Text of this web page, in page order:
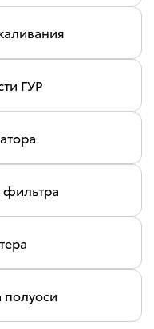
ГУР
фильтра
полуоси